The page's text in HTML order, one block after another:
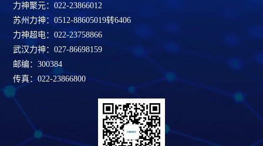
力神聚元：022-23866012
苏州力神：0512-88605019转6406
力神超电：022-23758866
武汉力神：027-86698159
邮编：300384
传真：022-23866800